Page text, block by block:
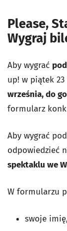
Please,
Wygraj
Aby wygrać
up! w piątek 23
września, do
formularz
Aby wygrać
odpowiedzieć
spektaklu we
W formularzu
swoje